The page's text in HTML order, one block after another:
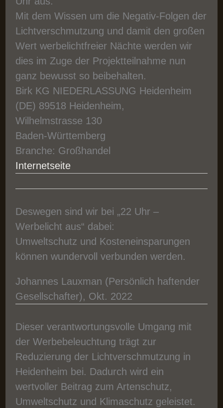
Mit dem Wissen um die Negativ-Folgen der
Lichtverschmutzung und damit den großen
Wert werbelichtfreier Nächte werden wir
dies im Zuge der Projektteilnahme nun
ganz bewusst so beibehalten.
Birk KG NIEDERLASSUNG Heidenheim
(DE) 89518 Heidenheim,
Wilhelmstrasse 130
Baden-Württemberg
Branche: Großhandel
Internetseite
Deswegen sind wir bei „22 Uhr –
Werbelicht aus“ dabei:
Umweltschutz und Kosteneinsparungen
können wundervoll verbunden werden.
Johannes Lauxman (Persönlich haftender
Gesellschafter), Okt. 2022
Dieser verantwortungsvolle Umgang mit
der Werbebeleuchtung trägt zur
Reduzierung der Lichtverschmutzung in
Heidenheim bei. Dadurch wird ein
wertvoller Beitrag zum Artenschutz,
Umweltschutz und Klimaschutz geleistet.